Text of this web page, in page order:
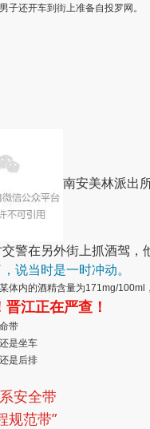
子还开车到街上准备自投罗网。
南安美林派出
警在另外街上抓酒驾
说当时是一时冲动。
体内的酒精含量为171mg/
晋江正在严查！
带
是坐车
是后排
安全带
规范带”